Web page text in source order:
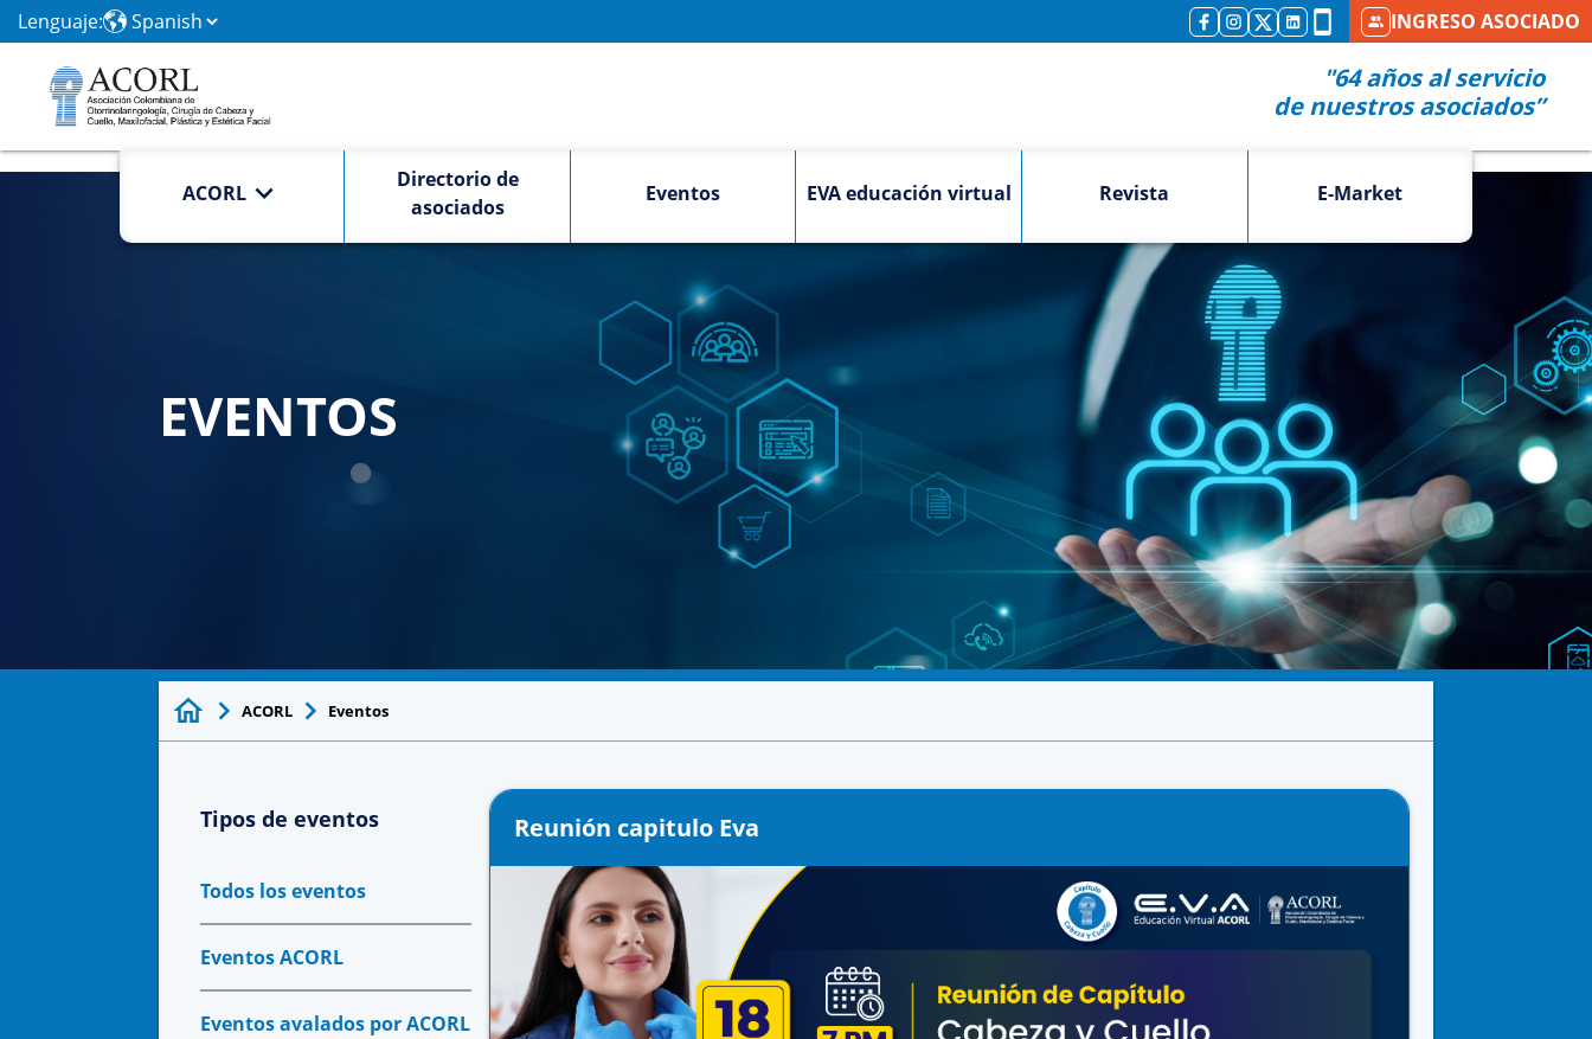
Lenguaje: INGRESO ASOCIADO
"64 años al servicio
de nuestros asociados”
ACORL
Directorio de
asociados
Eventos EVA educación virtual Revista E-Market
EVENTOS
ACORL Eventos
Tipos de eventos
Todos los eventos
Eventos ACORL
Eventos avalados por ACORL
Reunión capitulo Eva